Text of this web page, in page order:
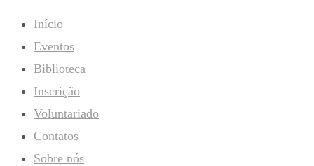
Início
Eventos
Biblioteca
Inscrição
Voluntariado
Contatos
Sobre nós